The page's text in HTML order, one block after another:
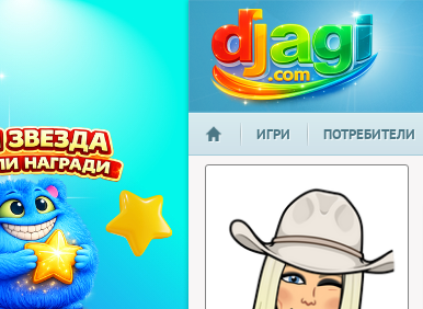
НАЧАЛО
ИГРИ ПОТРЕБИТЕЛИ